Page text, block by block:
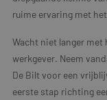
ruime ervaring met
Wacht niet langer
werkgever. Neem
De Bilt voor een
eerste stap richting